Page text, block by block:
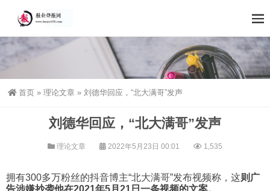
首页 » 理论文章 » 刘德华回应，“北大满哥”发声
刘德华回应，“北大满哥”发声
理论文章 2022年5月23日 00:01 1,535
拥有300多万粉丝的抖音博主“北大满哥”发布视频称，这则广
告涉嫌抄袭他在2021年5月21日一条视频的文案。